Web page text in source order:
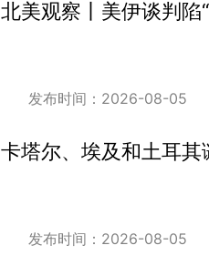
北美观察丨美伊谈判陷
发布时间：2026-08-05
卡塔尔、埃及和土耳
发布时间：2026-08-05